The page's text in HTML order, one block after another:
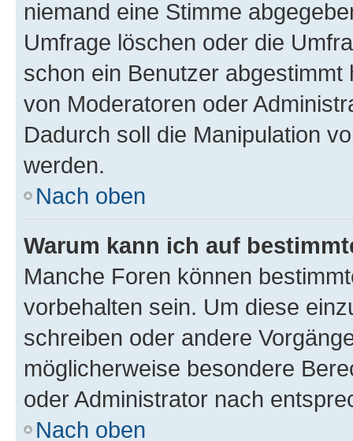
niemand eine Stimme
Umfrage löschen oder die
schon ein Benutzer
von Moderatoren oder
Dadurch soll die Manipulation
werden.
Nach oben
Warum kann ich auf
Manche Foren können
vorbehalten sein. Um diese
schreiben oder andere
möglicherweise besondere
oder Administrator nach
Nach oben